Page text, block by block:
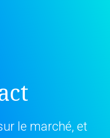
le marché, et